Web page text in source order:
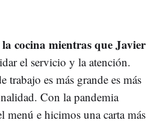
cocina mientras que Javier
el servicio y la atención.
trabajo es más grande es más
Con la pandemia
menú e hicimos una carta más